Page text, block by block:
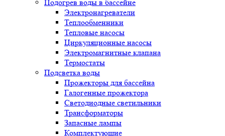
Подогрев воды в бассейне
Электронагреватели
Теплообменники
Тепловые насосы
Циркуляционные насосы
Электромагнитные клапана
Термостаты
Подсветка воды
Прожекторы для бассейна
Галогенные прожектора
Светодиодные светильники
Трансформаторы
Запасные лампы
Комплектующие